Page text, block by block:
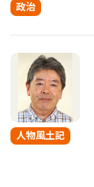
政治
人物風土記